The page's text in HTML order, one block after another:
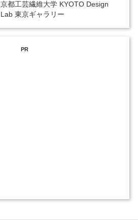
京都工芸繊維大学 KYOTO Design
Lab 東京ギャラリー
PR